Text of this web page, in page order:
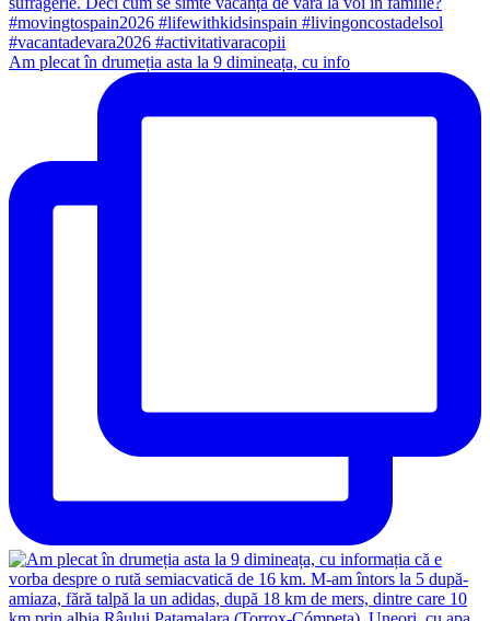
Am plecat în drumeția asta la 9 dimineața, cu info